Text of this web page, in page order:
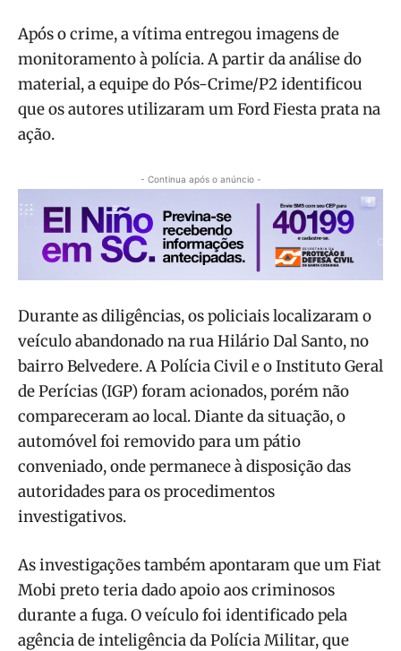
Após o crime, a vítima entregou imagens de
monitoramento à polícia. A partir da análise do
material, a equipe do Pós-Crime/P2 identificou
que os autores utilizaram um Ford Fiesta prata na
ação.
- Continua após o anúncio -
Durante as diligências, os policiais localizaram o
veículo abandonado na rua Hilário Dal Santo, no
bairro Belvedere. A Polícia Civil e o Instituto Geral
de Perícias (IGP) foram acionados, porém não
compareceram ao local. Diante da situação, o
automóvel foi removido para um pátio
conveniado, onde permanece à disposição das
autoridades para os procedimentos
investigativos.
As investigações também apontaram que um Fiat
Mobi preto teria dado apoio aos criminosos
durante a fuga. O veículo foi identificado pela
agência de inteligência da Polícia Militar, que